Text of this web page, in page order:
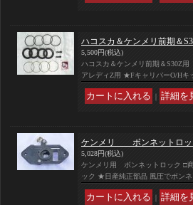
ハコスカ＆ケンメリ前期＆
5,500円(税込)
ハコスカ＆ケンメリ前期＆S30Z
アレディZ用 ★FキャリパーO/Hキ
｜
ケンメリ ボンネットロッ
5,028円(税込)
ケンメリ用 ボンネットロック □
ック ★日産純正部品 風圧でボン
｜